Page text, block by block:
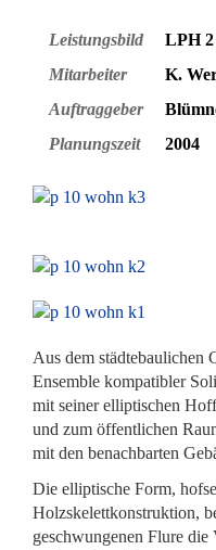
Leistungsbild
LPH 2
Mitarbeiter
K.
Auftraggeber
Planungszeit
2004
Aus dem städtebaulichen
Ensemble kompatibler
mit seiner elliptischen
und zum öffentlichen
mit den benachbarten
Die elliptische Form,
Holzskelettkonstruktion,
geschwungenen Flure die